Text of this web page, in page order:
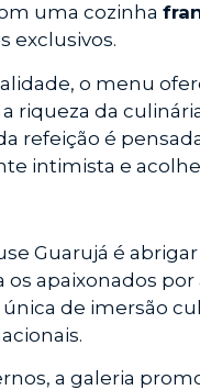
uma cozinha
exclusivos.
o menu
riqueza da
refeição é
intimista e
Guarujá é abrigar
os apaixonados
de imersão
a galeria